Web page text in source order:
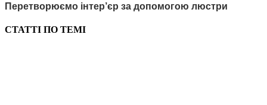
Перетворюємо інтер’єр за допомогою люстри
СТАТТІ ПО ТЕМІ